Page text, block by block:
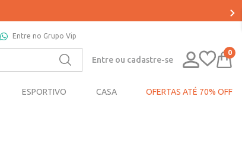
Entre no Grupo Vip
Entre ou cadastre-se
0
ESPORTIVO CASA OFERTAS ATÉ 70% OFF